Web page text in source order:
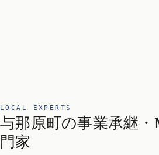
LOCAL EXPERTS
与那原町の事業承継
門家